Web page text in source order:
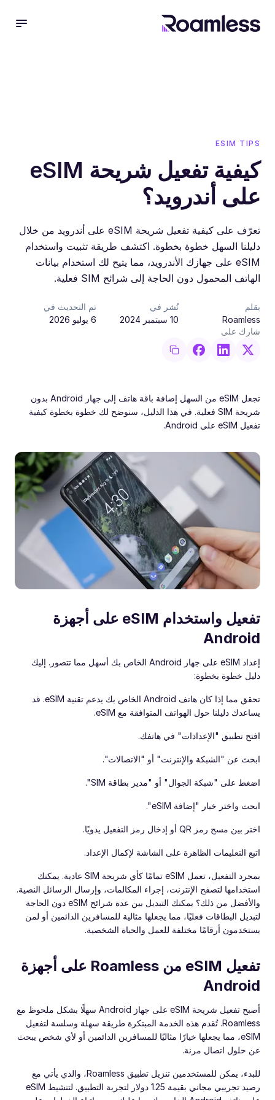
ESIM TIPS
كيفية تفعيل شريحة eSIM
على أندرويد؟
تعرّف على كيفية تفعيل شريحة eSIM على أندرويد من خلال
دليلنا السهل خطوة بخطوة. اكتشف طريقة تثبيت واستخدام
eSIM على جهازك الأندرويد، مما يتيح لك استخدام بيانات
الهاتف المحمول دون الحاجة إلى شرائح SIM فعلية.
بقلم
Roamless
نُشر في
10 سبتمبر 2024
تم التحديث في
6 يوليو 2026
شارك على
تجعل eSIM من السهل إضافة باقة هاتف إلى جهاز Android بدون
شريحة SIM فعلية. في هذا الدليل، سنوضح لك خطوة بخطوة كيفية
تفعيل eSIM على Android.
تفعيل واستخدام eSIM على أجهزة
Android
إعداد eSIM على جهاز Android الخاص بك أسهل مما تتصور. إليك
دليل خطوة بخطوة:
تحقق مما إذا كان هاتف Android الخاص بك يدعم تقنية eSIM. قد
يساعدك دليلنا حول الهواتف المتوافقة مع eSIM.
افتح تطبيق "الإعدادات" في هاتفك.
ابحث عن "الشبكة والإنترنت" أو "الاتصالات".
اضغط على "شبكة الجوال" أو "مدير بطاقة SIM".
ابحث واختر خيار "إضافة eSIM".
اختر بين مسح رمز QR أو إدخال رمز التفعيل يدويًا.
اتبع التعليمات الظاهرة على الشاشة لإكمال الإعداد.
بمجرد التفعيل، تعمل eSIM تمامًا كأي شريحة SIM عادية. يمكنك
استخدامها لتصفح الإنترنت، إجراء المكالمات، وإرسال الرسائل النصية.
والأفضل من ذلك؟ يمكنك التبديل بين عدة شرائح eSIM دون الحاجة
لتبديل البطاقات فعليًا، مما يجعلها مثالية للمسافرين الدائمين أو لمن
يستخدمون أرقامًا مختلفة للعمل والحياة الشخصية.
تفعيل eSIM من Roamless على أجهزة
Android
أصبح تفعيل شريحة eSIM على جهاز Android سهلًا بشكل ملحوظ مع
Roamless. تُقدم هذه الخدمة المبتكرة طريقة سهلة وسلسة لتفعيل
eSIM، مما يجعلها خيارًا مثاليًا للمسافرين الدائمين أو لأي شخص يبحث
عن حلول اتصال مرنة.
للبدء، يمكن للمستخدمين تنزيل تطبيق Roamless، والذي يأتي مع
رصيد تجريبي مجاني بقيمة 1.25 دولار لتجربة التطبيق. لتنشيط eSIM